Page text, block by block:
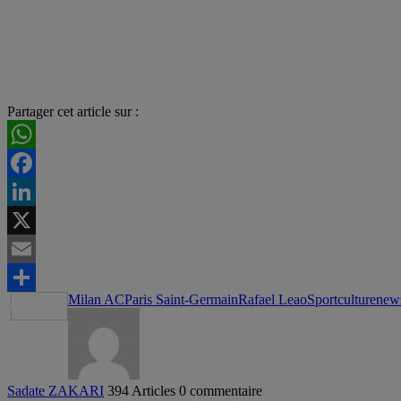
Partager cet article sur :
WhatsApp
Facebook
LinkedIn
X
Email
Partager
Milan ACParis Saint-GermainRafael Leao
Sadate ZAKARI 394 Articles 0 commentaire